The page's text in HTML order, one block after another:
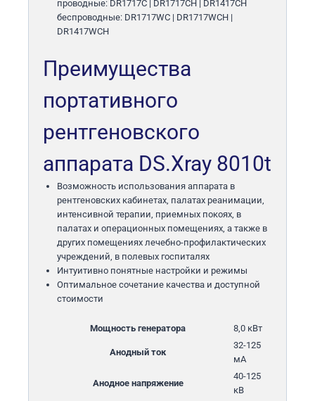
проводные: DR1717C | DR1717CH | DR1417CH
беспроводные: DR1717WC | DR1717WCH |
DR1417WCH
Преимущества
портативного
рентгеновского
аппарата DS.Xray 8010t
Возможность использования аппарата в
рентгеновских кабинетах, палатах реанимации,
интенсивной терапии, приемных покоях, в
палатах и операционных помещениях, а также в
других помещениях лечебно-профилактических
учреждений, в полевых госпиталях
Интуитивно понятные настройки и режимы
Оптимальное сочетание качества и доступной
стоимости
Мощность генератора 8,0 кВт
Анодный ток
32-125
мА
Анодное напряжение
40-125
кВ